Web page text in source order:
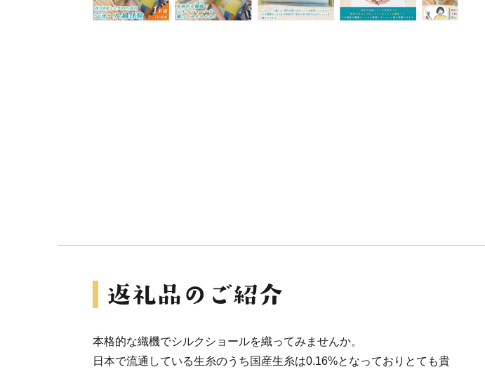
本格的な織機でシルクショールを織ってみませんか。
日本で流通している生糸のうち国産生糸は0.16%となっておりとても貴